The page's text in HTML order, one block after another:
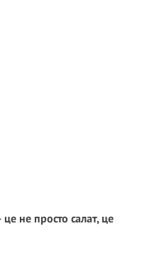
не просто салат, це